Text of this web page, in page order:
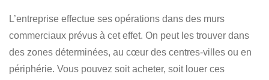
L’entreprise effectue ses opérations dans des murs
commerciaux prévus à cet effet. On peut les trouver dans
des zones déterminées, au cœur des centres-villes ou en
périphérie. Vous pouvez soit acheter, soit louer ces